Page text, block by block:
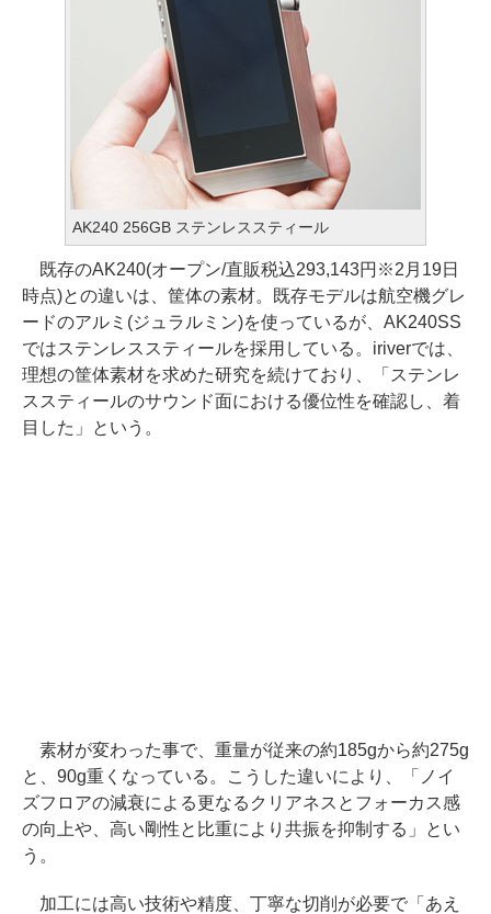
AK240 256GB ステンレススティール
既存のAK240(オープン/直販税込293,143円※2月19日
時点)との違いは、筐体の素材。既存モデルは航空機グレ
ードのアルミ(ジュラルミン)を使っているが、AK240SS
ではステンレススティールを採用している。iriverでは、
理想の筐体素材を求めた研究を続けており、「ステンレ
ススティールのサウンド面における優位性を確認し、着
目した」という。
素材が変わった事で、重量が従来の約185gから約275g
と、90g重くなっている。こうした違いにより、「ノイ
ズフロアの減衰による更なるクリアネスとフォーカス感
の向上や、高い剛性と比重により共振を抑制する」とい
う。
加工には高い技術や精度、丁寧な切削が必要で「あえ